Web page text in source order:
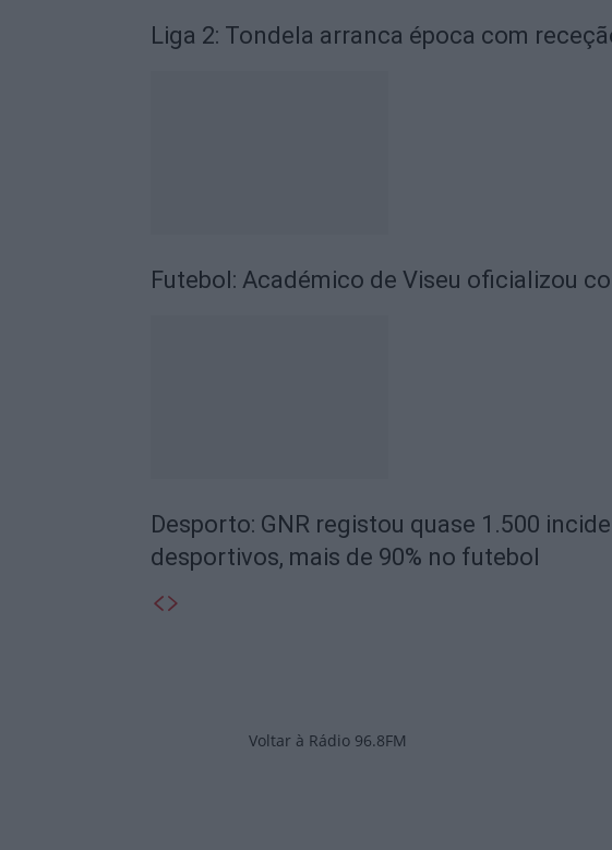
Liga 2: Tondela arranca época com
Futebol: Académico de Viseu oficializou
Desporto: GNR registou quase 1.500
desportivos, mais de 90% no futebol
Voltar à Rádio 96.8FM